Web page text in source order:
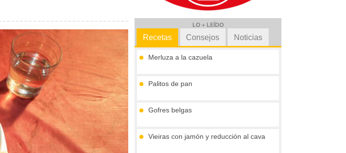
LO + LEÍDO
Recetas
Merluza a la cazuela
Palitos de pan
Gofres belgas
Vieiras con jamón y reducción al cava
Consejos Noticias